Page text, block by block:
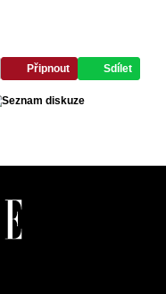
Připnout Sdílet